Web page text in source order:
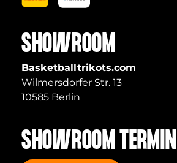
SHOWROOM
Basketballtrikots.com
Wilmersdorfer Str. 13
10585 Berlin
SHOWROOM TERMIN